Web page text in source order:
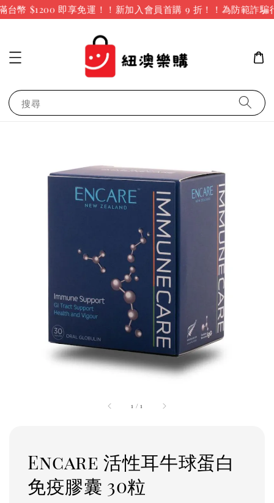
幣 $1200 即享免運！！新加入會員首購 9 折！！為防範詐騙
搜尋
1 /1
Encare 活性耳牛球蛋白
免疫膠囊 30粒